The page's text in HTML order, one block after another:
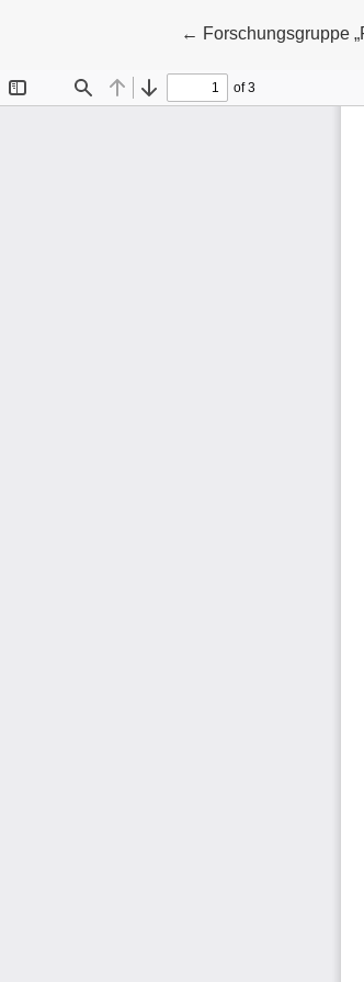
← Zu Artikeldetails
Forschungsgruppe